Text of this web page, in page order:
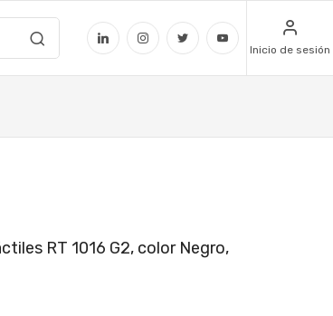
Inicio de sesión
RT 1016 G2, color Negro,